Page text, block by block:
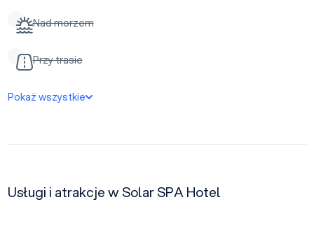
Nad morzem
Przy trasie
Pokaż wszystkie
Usługi i atrakcje w Solar SPA Hotel